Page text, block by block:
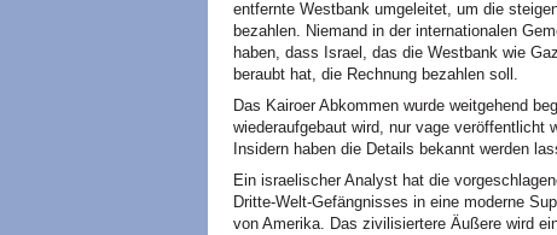
entfernte Westbank umgeleitet, um die
bezahlen. Niemand in der internationalen
haben, dass Israel, das die Westbank wie
beraubt hat, die Rechnung bezahlen soll.
Das Kairoer Abkommen wurde weitgehend
wiederaufgebaut wird, nur vage veröffentlicht
Insidern haben die Details bekannt werden
Ein israelischer Analyst hat die
Dritte-Welt-Gefängnisses in eine moderne
von Amerika. Das zivilisiertere Äußere wird